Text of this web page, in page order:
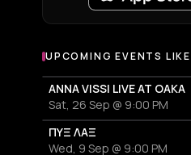
UPCOMING EVENTS
ANNA VISSI LIVE AT OAKA
Sat, 26 Sep @ 9:00 PM
ΠΥΞ ΛΑΞ
Wed, 9 Sep @ 9:00 PM